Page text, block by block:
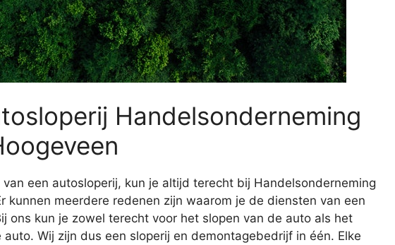
Handelsonderneming
een autosloperij, kun je altijd terecht bij Handelsonderneming
kunnen meerdere redenen zijn waarom je de diensten van een
ons kun je zowel terecht voor het slopen van de auto als het
Wij zijn dus een sloperij en demontagebedrijf in één. Elke